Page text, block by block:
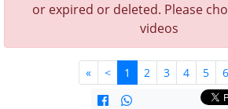
or expired or deleted. Please
videos
« < 1 2 3 4 5 6